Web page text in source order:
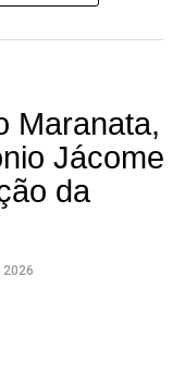
que nós mesmos.
sendo
dizem os
à Câmara dos
Maranata,
Jácome
da